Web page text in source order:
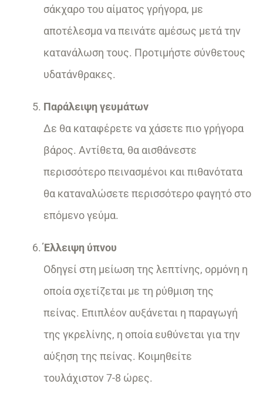
σάκχαρο του αίματος γρήγορα, με
αποτέλεσμα να πεινάτε αμέσως μετά την
κατανάλωση τους. Προτιμήστε σύνθετους
υδατάνθρακες.
Παράλειψη γευμάτων
Δε θα καταφέρετε να χάσετε πιο γρήγορα
βάρος. Αντίθετα, θα αισθάνεστε
περισσότερο πεινασμένοι και πιθανότατα
θα καταναλώσετε περισσότερο φαγητό στο
επόμενο γεύμα.
Έλλειψη ύπνου
Οδηγεί στη μείωση της λεπτίνης, ορμόνη η
οποία σχετίζεται με τη ρύθμιση της
πείνας. Επιπλέον αυξάνεται η παραγωγή
της γκρελίνης, η οποία ευθύνεται για την
αύξηση της πείνας. Κοιμηθείτε
τουλάχιστον 7-8 ώρες.